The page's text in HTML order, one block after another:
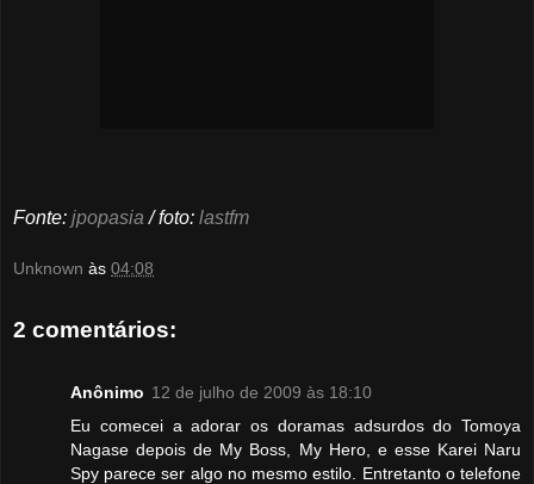
Fonte: jpopasia/ foto: lastfm
Unknown às 04:08
2 comentários:
Anônimo 12 de julho de 2009 às 18:10
Eu comecei a adorar os doramas adsurdos do Tomoya
Nagase depois de My Boss, My Hero, e esse Karei Naru
Spy parece ser algo no mesmo estilo. Entretanto o telefone